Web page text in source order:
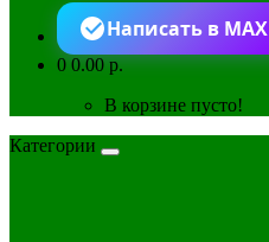
Написать в MAX
00.00 р.
В корзине пусто!
Категории